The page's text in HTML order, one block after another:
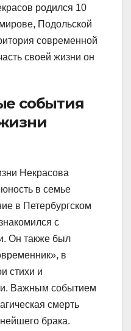
родился 10
Подольской
современной
своей жизни он
события
Некрасова
в семье
в Петербургском
с
Он также был
в
стихи и
Важным событием
смерть
брака.